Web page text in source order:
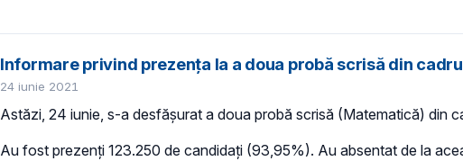
Informare privind prezența la a doua probă scrisă din
24 iunie 2021
Astăzi, 24 iunie, s-a desfășurat a doua probă scrisă (Matematică) din
Au fost prezenți 123.250 de candidați (93,95%). Au absentat de la